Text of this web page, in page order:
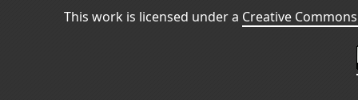
This work is licensed under a Creative